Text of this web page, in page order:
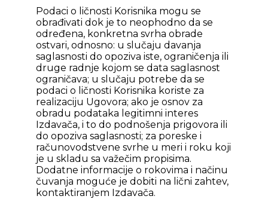
Podaci o ličnosti Korisnika mogu se
obrađivati dok je to neophodno da se
određena, konkretna svrha obrade
ostvari, odnosno: u slučaju davanja
saglasnosti do opoziva iste, ograničenja ili
druge radnje kojom se data saglasnost
ograničava; u slučaju potrebe da se
podaci o ličnosti Korisnika koriste za
realizaciju Ugovora; ako je osnov za
obradu podataka legitimni interes
Izdavača, i to do podnošenja prigovora ili
do opoziva saglasnosti; za poreske i
računovodstvene svrhe u meri i roku koji
je u skladu sa važečim propisima.
Dodatne informacije o rokovima i načinu
čuvanja moguće je dobiti na lični zahtev,
kontaktiranjem Izdavača.